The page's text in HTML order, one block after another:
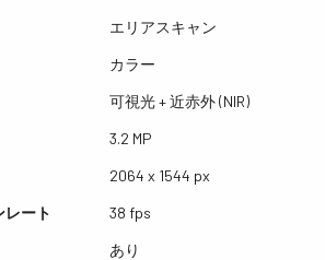
エリアスキャン
カラー
可視光 + 近赤外 (NIR)
3.2 MP
2064 x 1544 px
ート
38 fps
あり